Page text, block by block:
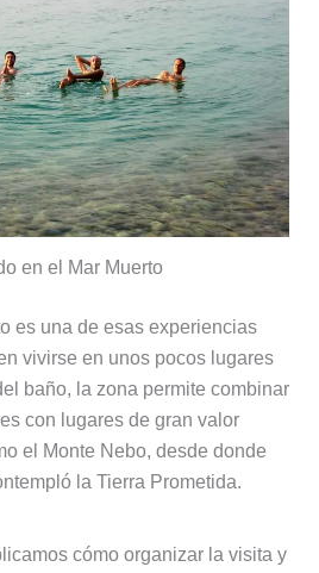
en el Mar Muerto
es una de esas experiencias
vivirse en unos pocos lugares
baño, la zona permite combinar
con lugares de gran valor
el Monte Nebo, desde donde
la Tierra Prometida.
cómo organizar la visita y